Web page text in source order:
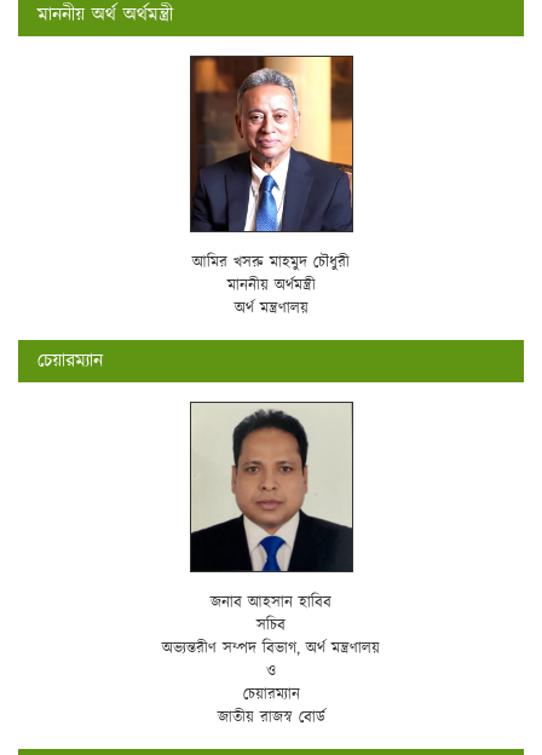
মাননীয় অর্থ অর্থমন্ত্রী
আমির খসরু মাহমুদ চৌধুরী
মাননীয় অর্থমন্ত্রী
অর্থ মন্ত্রণালয়
চেয়ারম্যান
জনাব আহসান হাবিব
সচিব
অভ্যন্তরীণ সম্পদ বিভাগ, অর্থ মন্ত্রণালয়
ও
চেয়ারম্যান
জাতীয় রাজস্ব বোর্ড